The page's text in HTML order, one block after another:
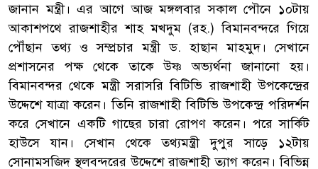
জানান মন্ত্রী। এর আগে আজ মঙ্গলবার সকাল পৌনে ১০টায়
আকাশপথে রাজশাহীর শাহ মখদুম (রহ.) বিমানবন্দরে গিয়ে
পৌঁছান তথ্য ও সম্প্রচার মন্ত্রী ড. হাছান মাহমুদ। সেখানে
প্রশাসনের পক্ষ থেকে তাকে উষ্ণ অভ্যর্থনা জানানো হয়।
বিমানবন্দর থেকে মন্ত্রী সরাসরি বিটিভি রাজশাহী উপকেন্দ্রের
উদ্দেশে যাত্রা করেন। তিনি রাজশাহী বিটিভি উপকেন্দ্র পরিদর্শন
করে সেখানে একটি গাছের চারা রোপণ করেন। পরে সার্কিট
হাউসে যান। সেখান থেকে তথ্যমন্ত্রী দুপুর সাড়ে ১২টায়
সোনামসজিদ স্থলবন্দরের উদ্দেশে রাজশাহী ত্যাগ করেন। বিভিন্ন